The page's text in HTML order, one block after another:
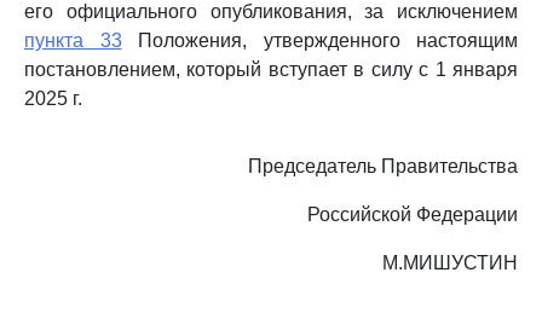
его официального опубликования, за исключением
пункта 33Положения, утвержденного настоящим
постановлением, который вступает в силу с 1 января
2025 г.
Председатель Правительства
Российской Федерации
М.МИШУСТИН